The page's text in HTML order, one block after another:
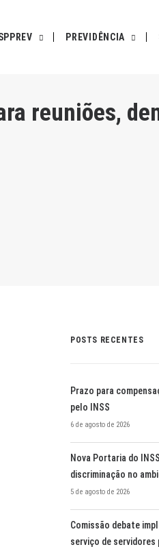
PREVIDÊNCIA
reuniões,
POSTS RECENTES
Prazo para
pelo INSS
6 de agosto de 2026
Nova Portaria do
discriminação no
5 de agosto de 2026
Comissão debate
serviço de servidores